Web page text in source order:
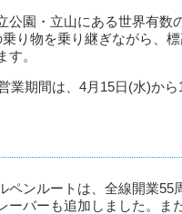
公園・立山にある世界有数
り物を乗り継ぎながら、
す。
業期間は、4月15日(水)から
ペンルートは、全線開業
ーバーも追加しました。